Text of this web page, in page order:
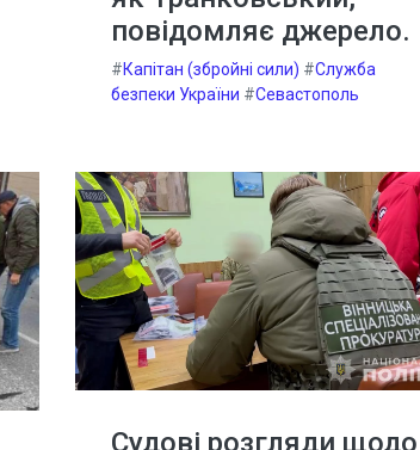
повідомляє джерело.
#Капітан (збройні сили) #Служба
безпеки України #Севастополь
Судові розгляди щодо